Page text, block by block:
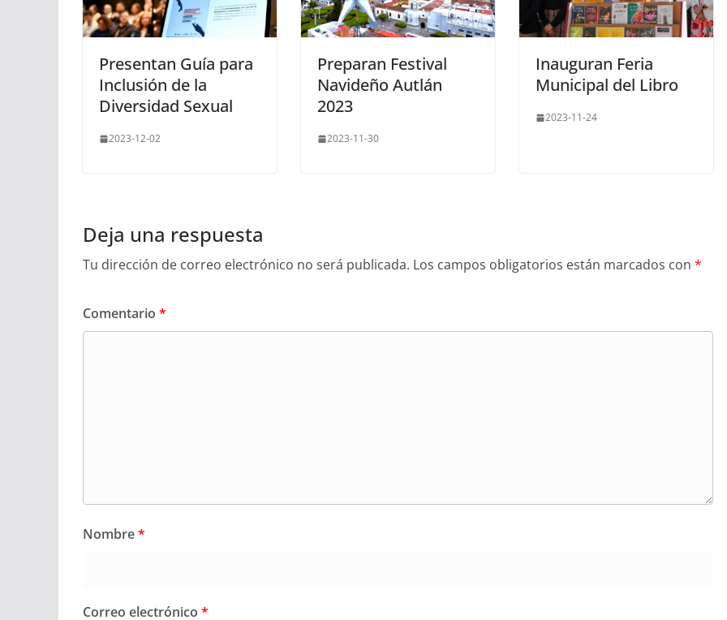
Presentan Guía para
Inclusión de la
Diversidad Sexual
2023-12-02
Preparan Festival
Navideño Autlán
2023
2023-11-30
Inauguran Feria
Municipal del Libro
2023-11-24
Deja una respuesta
Tu dirección de correo electrónico no será publicada. Los campos obligatorios están marcados con *
Comentario *
Nombre*
Correo electrónico *